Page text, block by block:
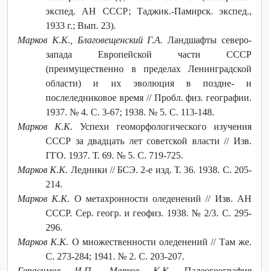
экспед. АН СССР; Таджик.-Памирск. экспед.,
1933 г.; Вып. 23).
Марков К.К., Благовещенский Г.А.Ландшафты северо-
запада Европейской части СССР
(преимущественно в пределах Ленинградской
области) и их эволюция в поздне- и
послеледниковое время // Пробл. физ. географии.
1937. № 4. С. 3-67; 1938. № 5. С. 113-148.
Марков К.К. Успехи геоморфологического изучения
СССР за двадцать лет советской власти // Изв.
ГГО. 1937. Т. 69. № 5. С. 719-725.
Марков К.К. Ледники // БСЭ. 2-е изд. Т. 36. 1938. С. 205-
214.
Марков К.К. О метахронности оледенений // Изв. АН
СССР. Сер. геогр. и геофиз. 1938. № 2/3. С. 295-
296.
Марков К.К. О множественности оледенений // Там же.
С. 273-284; 1941. № 2. С. 203-207.